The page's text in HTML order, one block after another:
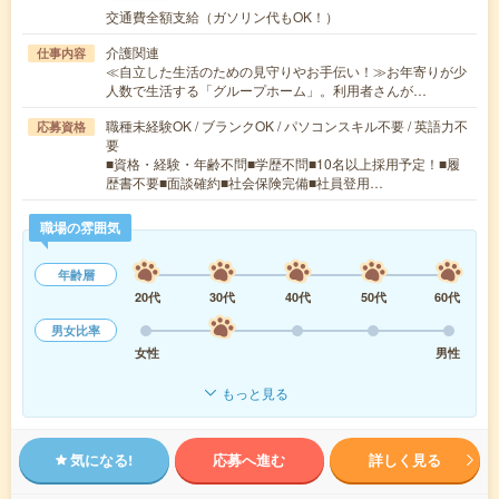
交通費全額支給（ガソリン代もOK！）
仕事内容
介護関連
≪自立した生活のための見守りやお手伝い！≫お年寄りが少
人数で生活する「グループホーム」。利用者さんが…
応募資格
職種未経験OK / ブランクOK / パソコンスキル不要 / 英語力不
要
■資格・経験・年齢不問■学歴不問■10名以上採用予定！■履
歴書不要■面談確約■社会保険完備■社員登用…
職場の雰囲気
年齢層
20代
30代 40代 50代
60代
男女比率
女性
男性
もっと見る
気になる! 応募へ進む 詳しく見る